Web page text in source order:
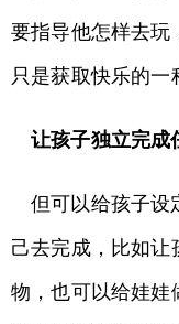
要指导他怎样去玩
只是获取快乐的一
让孩子独立完成
但可以给孩子设
己去完成，比如让
物，也可以给娃娃